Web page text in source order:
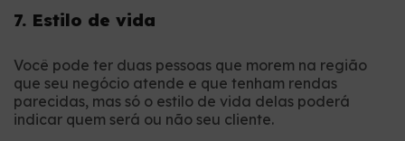
7. Estilo de vida
Você pode ter duas pessoas que morem na região
que seu negócio atende e que tenham rendas
parecidas, mas só o estilo de vida delas poderá
indicar quem será ou não seu cliente.